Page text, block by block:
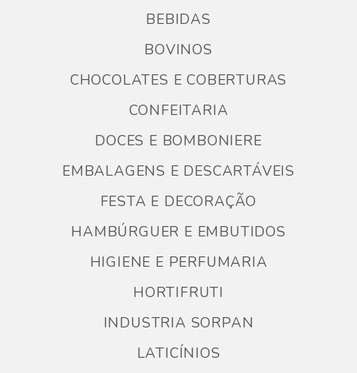
BEBIDAS
BOVINOS
CHOCOLATES E COBERTURAS
CONFEITARIA
DOCES E BOMBONIERE
EMBALAGENS E DESCARTÁVEIS
FESTA E DECORAÇÃO
HAMBÚRGUER E EMBUTIDOS
HIGIENE E PERFUMARIA
HORTIFRUTI
INDUSTRIA SORPAN
LATICÍNIOS